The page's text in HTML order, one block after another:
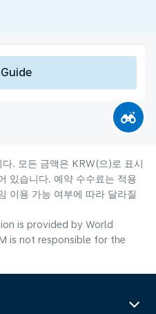
. 모든 금액은 KRW(으)로 표시
있습니다. 예약 수수료는 적용
이용 가능 여부에 따라 달라질
is provided by World
is not responsible for the